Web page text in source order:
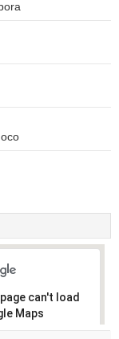
can't load
Maps